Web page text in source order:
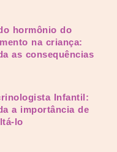
hormônio do
na criança:
as consequências
Infantil:
a importância de
lo